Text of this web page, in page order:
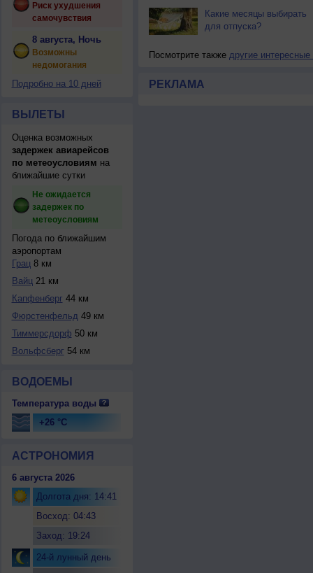
Риск ухудшения
самочувствия
8 августа, Ночь
Возможны
недомогания
Подробно на 10 дней
ВЫЛЕТЫ
Оценка возможных
задержек авиарейсов
по метеоусловиям на
ближайшие сутки
Не ожидается
задержек по
метеоусловиям
Погода по ближайшим
аэропортам
Грац8 км
Вайц21 км
Капфенберг 44 км
Фюрстенфельд 49 км
Тиммерсдорф 50 км
Вольфсберг 54 км
ВОДОЕМЫ
Температура воды
+26 °C
АСТРОНОМИЯ
6 августа 2026
Долгота дня: 14:41
Восход: 04:43
Заход: 19:24
24-й лунный день
Какие месяцы выбирать
для отпуска?
Посмотрите также другие интересные
РЕКЛАМА